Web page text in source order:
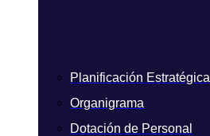
Planificación Estratégica
Organigrama
Dotación de Personal